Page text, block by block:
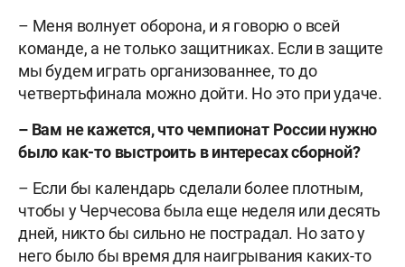
– Меня волнует оборона, и я говорю о всей
команде, а не только защитниках. Если в защите
мы будем играть организованнее, то до
четвертьфинала можно дойти. Но это при удаче.
– Вам не кажется, что чемпионат России нужно
было как-то выстроить в интересах сборной?
– Если бы календарь сделали более плотным,
чтобы у Черчесова была еще неделя или десять
дней, никто бы сильно не пострадал. Но зато у
него было бы время для наигрывания каких-то